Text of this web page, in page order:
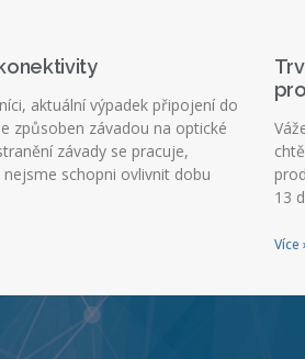
aktuální výpadek připojení do
způsoben závadou na optické
závady se pracuje,
nejsme schopni ovlivnit dobu
13
Více